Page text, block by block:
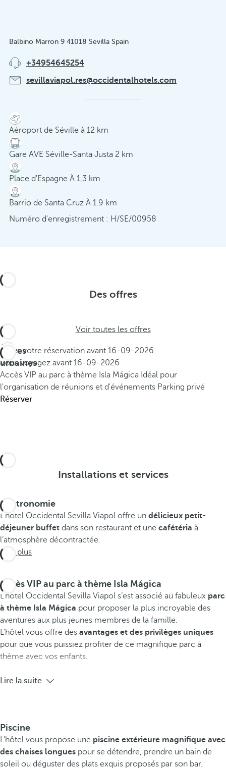
Balbino Marron 9 41018 Sevilla Spain
+34954645254
sevillaviapol.res@occidentalhotels.com
Aéroport de Séville à 12 km
Gare AVE Séville-Santa Justa 2 km
Place d'Espagne À 1,3 km
Barrio de Santa Cruz À 1.9 km
Numéro d'enregistrement : H/SE/00958
Des offres
Voir toutes les offres
Offres
urbaines
Faites votre réservation avant 16-09-2026
Vous voyagez avant 16-09-2026
Accès VIP au parc à thème Isla Mágica Idéal pour
l'organisation de réunions et d'événements Parking privé
Réserver
Installations et services
Gastronomie
L'hôtel Occidental Sevilla Viapol offre un délicieux petit-
déjeuner buffet dans son restaurant et une cafétéria à
l’atmosphère décontractée.
Voir plus
Accès VIP au parc à thème Isla Mágica
L’hôtel Occidental Sevilla Viapol s’est associé au fabuleux parc
à thème Isla Mágica pour proposer la plus incroyable des
aventures aux plus jeunes membres de la famille.
L’hôtel vous offre des avantages et des privilèges uniques
pour que vous puissiez profiter de ce magnifique parc à
thème avec vos enfants.
Lire la suite
Piscine
L’hôtel vous propose une piscine extérieure magnifique avec
des chaises longues pour se détendre, prendre un bain de
soleil ou déguster des plats exquis proposés par son bar.